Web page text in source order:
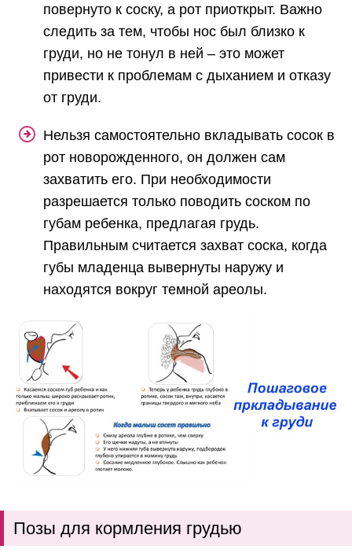
повернуто к соску, а рот приоткрыт. Важно
следить за тем, чтобы нос был близко к
груди, но не тонул в ней – это может
привести к проблемам с дыханием и отказу
от груди.
Нельзя самостоятельно вкладывать сосок в
рот новорожденного, он должен сам
захватить его. При необходимости
разрешается только поводить соском по
губам ребенка, предлагая грудь.
Правильным считается захват соска, когда
губы младенца вывернуты наружу и
находятся вокруг темной ареолы.
Позы для кормления грудью